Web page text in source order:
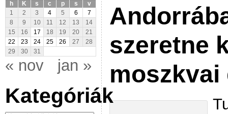
h
K s c p s
v
1
2 3 4 5 6
7
8
9 10 11 12 13
14
15
16 17 18 19 20
21
22
23 24 25 26 27
28
29
30 31
« nov jan »
Kategóriák
szeretne
moszkvai